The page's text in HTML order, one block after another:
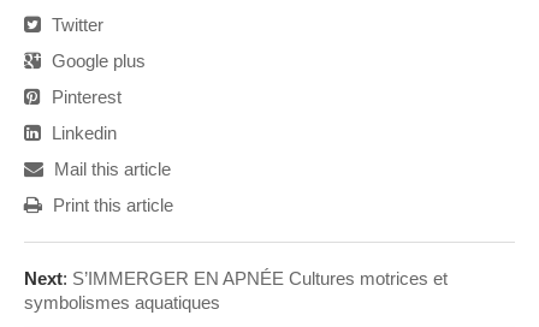
Twitter
Google plus
Pinterest
Linkedin
Mail this article
Print this article
Next: S’IMMERGER EN APNÉE Cultures motrices et
symbolismes aquatiques